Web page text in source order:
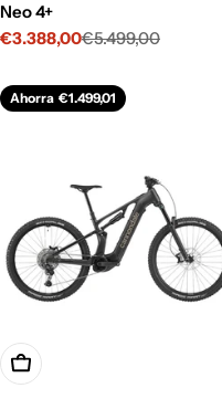
Neo 4+
Precio
venta
€3.388,00
Precio
€5.499,00
Ahorra €1.499,01
Opciones